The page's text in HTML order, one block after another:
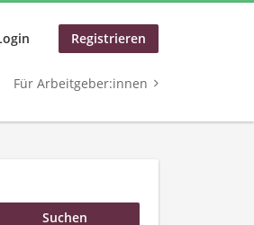
Registrieren
Für Arbeitgeber:innen